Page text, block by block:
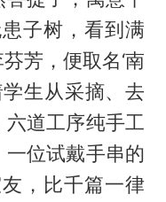
子树，看到满
芳，便取名‘南
学生从采摘、去
道工序纯手工
位试戴手串的
，比千篇一律